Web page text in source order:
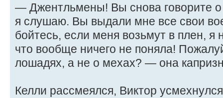
— Джентльмены! Вы снова говорите о
я слушаю. Вы выдали мне все свои
бойтесь, если меня возьмут в плен, я
что вообще ничего не поняла!
лошадях, а не о мехах? — она
Келли рассмеялся, Виктор